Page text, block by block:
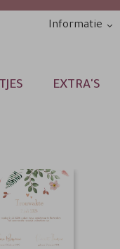
Informatie
EXTRA'S